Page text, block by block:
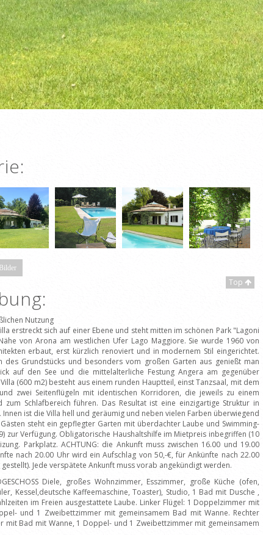
Top
Nutzung
erstreckt sich auf einer Ebene und steht mitten im schönen Park "Lagoni
von Arona am westlichen Ufer Lago Maggiore. Sie wurde 1960 von
erbaut, erst kürzlich renoviert und in modernem Stil eingerichtet.
des Grundstücks und besonders vom großen Garten aus genießt man
auf den See und die mittelalterliche Festung Angera am gegenüber
(600 m2) besteht aus einem runden Hauptteil, einst Tanzsaal, mit dem
zwei Seitenflügeln mit identischen Korridoren, die jeweils zu einem
zum Schlafbereich führen. Das Resultat ist eine einzigartige Struktur in
Innen ist die Villa hell und geräumig und neben vielen Farben überwiegend
steht ein gepflegter Garten mit überdachter Laube und Swimming-
zur Verfügung. Obligatorische Haushaltshilfe im Mietpreis inbegriffen (10
Parkplatz. ACHTUNG: die Ankunft muss zwischen 16.00 und 19.00
nach 20.00 Uhr wird ein Aufschlag von 50,-€, für Ankünfte nach 22.00
gestellt). Jede verspätete Ankunft muss vorab angekündigt werden.
Diele, großes Wohnzimmer, Esszimmer, große Küche (ofen,
Kessel,deutsche Kaffeemaschine, Toaster), Studio, 1 Bad mit Dusche ,
im Freien ausgestattete Laube. Linker Flügel: 1 Doppelzimmer mit
und 1 Zweibettzimmer mit gemeinsamem Bad mit Wanne. Rechter
mit Bad mit Wanne, 1 Doppel- und 1 Zweibettzimmer mit gemeinsamem